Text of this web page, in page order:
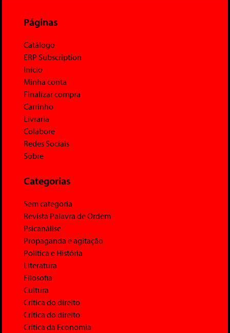
Páginas
Catálogo
ERP Subscription
Início
Minha conta
Finalizar compra
Carrinho
Livraria
Colabore
Redes Sociais
Sobre
Categorias
Sem categoria
Revista Palavra de Ordem
Psicanálise
Propaganda e agitação
Política e História
Literatura
Filosofia
Cultura
Crítica do direito
Crítica do direito
Crítica da Economia